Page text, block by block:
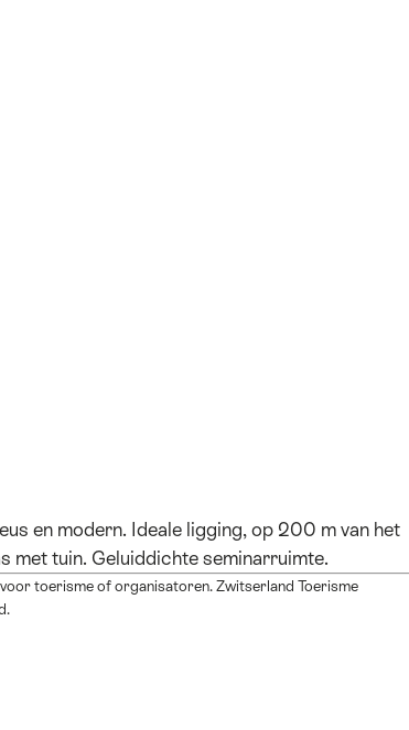
en modern. Ideale ligging, op 200 m van het
met tuin. Geluiddichte seminarruimte.
toerisme of organisatoren. Zwitserland Toerisme